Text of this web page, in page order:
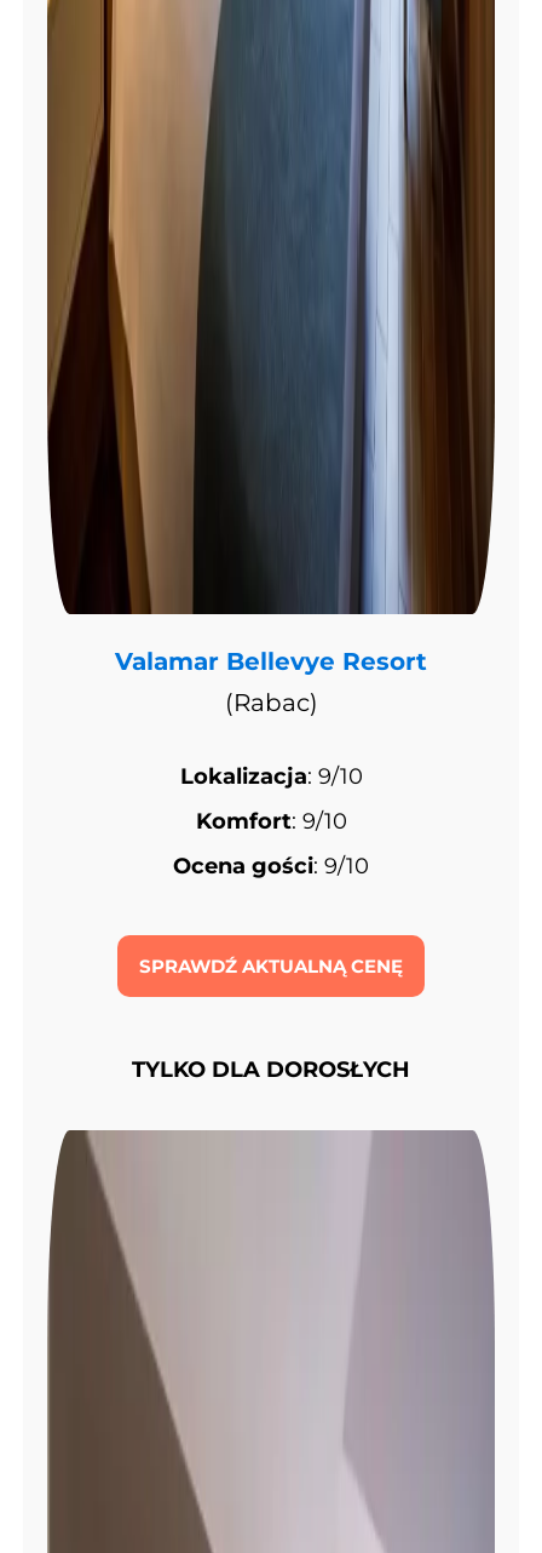
Valamar Bellevye Resort
(Rabac)
Lokalizacja: 9/10
Komfort: 9/10
Ocena gości: 9/10
SPRAWDŹ AKTUALNĄ CENĘ
TYLKO DLA DOROSŁYCH